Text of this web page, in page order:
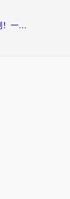
国外怎么看番剧？别再愁版权限制！一个工具解决所有回国追剧难题